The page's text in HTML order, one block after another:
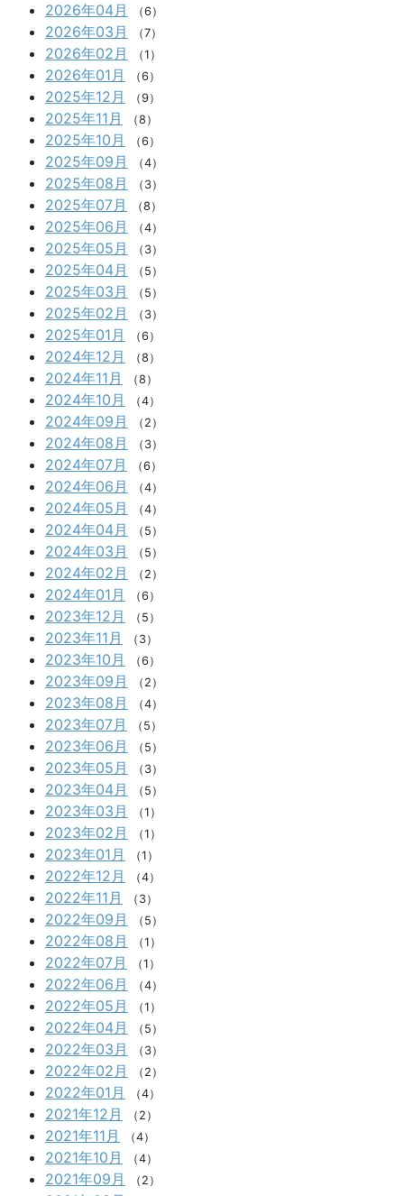
2026年04月 （6）
2026年03月 （7）
2026年02月 （1）
2026年01月 （6）
2025年12月 （9）
2025年11月 （8）
2025年10月 （6）
2025年09月 （4）
2025年08月 （3）
2025年07月 （8）
2025年06月 （4）
2025年05月 （3）
2025年04月 （5）
2025年03月 （5）
2025年02月 （3）
2025年01月 （6）
2024年12月 （8）
2024年11月 （8）
2024年10月 （4）
2024年09月 （2）
2024年08月 （3）
2024年07月 （6）
2024年06月 （4）
2024年05月 （4）
2024年04月 （5）
2024年03月 （5）
2024年02月 （2）
2024年01月 （6）
2023年12月 （5）
2023年11月 （3）
2023年10月 （6）
2023年09月 （2）
2023年08月 （4）
2023年07月 （5）
2023年06月 （5）
2023年05月 （3）
2023年04月 （5）
2023年03月 （1）
2023年02月 （1）
2023年01月 （1）
2022年12月 （4）
2022年11月 （3）
2022年09月 （5）
2022年08月 （1）
2022年07月 （1）
2022年06月 （4）
2022年05月 （1）
2022年04月 （5）
2022年03月 （3）
2022年02月 （2）
2022年01月 （4）
2021年12月 （2）
2021年11月 （4）
2021年10月 （4）
2021年09月 （2）